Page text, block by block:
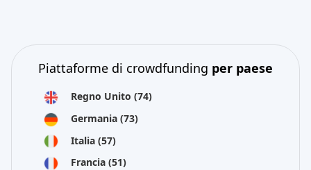
Piattaforme di crowdfunding per paese
Regno Unito (74)
Germania (73)
Italia (57)
Francia (51)